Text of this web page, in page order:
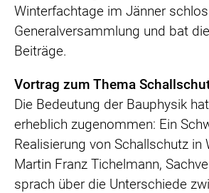
Winterfachtage im Jänner
Generalversammlung und bat
Beiträge.
Vortrag zum Thema
Die Bedeutung der Bauphysik
erheblich zugenommen: Ein
Realisierung von Schallschutz in
Martin Franz Tichelmann,
sprach über die Unterschiede